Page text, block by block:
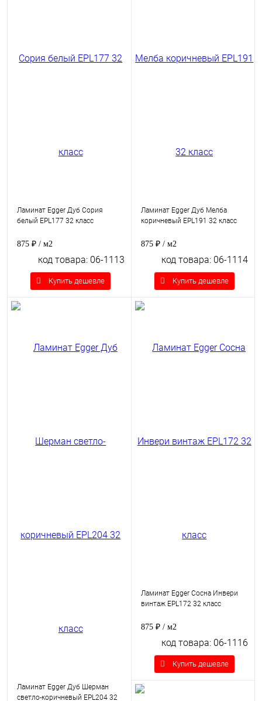
Ламинат Egger Дуб Сория
белый EPL177 32 класс
875 ₽ / м2
код товара: 06-1113
Купить дешевле
Ламинат Egger Дуб Мелба
коричневый EPL191 32 класс
875 ₽ / м2
код товара: 06-1114
Купить дешевле
Ламинат Egger Дуб Шерман
светло-коричневый EPL204 32
Ламинат Egger Сосна Инвери
винтаж EPL172 32 класс
875 ₽ / м2
код товара: 06-1116
Купить дешевле